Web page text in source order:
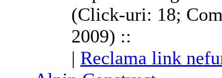
(Click-uri: 18;
2009) ::
| Reclama link